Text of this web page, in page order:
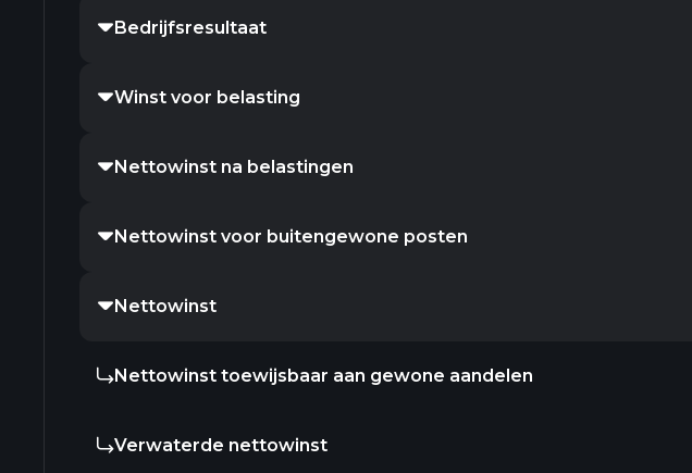
Bedrijfsresultaat
Winst voor belasting
Nettowinst na belastingen
Nettowinst voor buitengewone posten
Nettowinst
Nettowinst toewijsbaar aan gewone aandelen
Verwaterde nettowinst